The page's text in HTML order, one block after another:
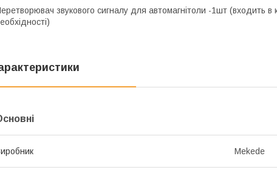
звукового сигналу для автомагнітоли -1шт (входить в
Mekede